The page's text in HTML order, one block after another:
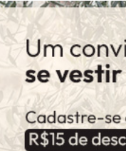
Comentário:
A calça é
me serviu
quadril 1,62